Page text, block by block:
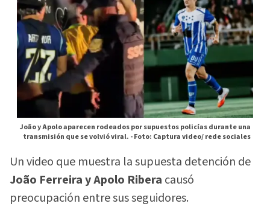
João y Apolo aparecen rodeados por supuestos policías durante una
transmisión que se volvió viral. -Foto: Captura video/ rede sociales
Un video que muestra la supuesta detención de
João Ferreira y Apolo Ribera causó
preocupación entre sus seguidores.